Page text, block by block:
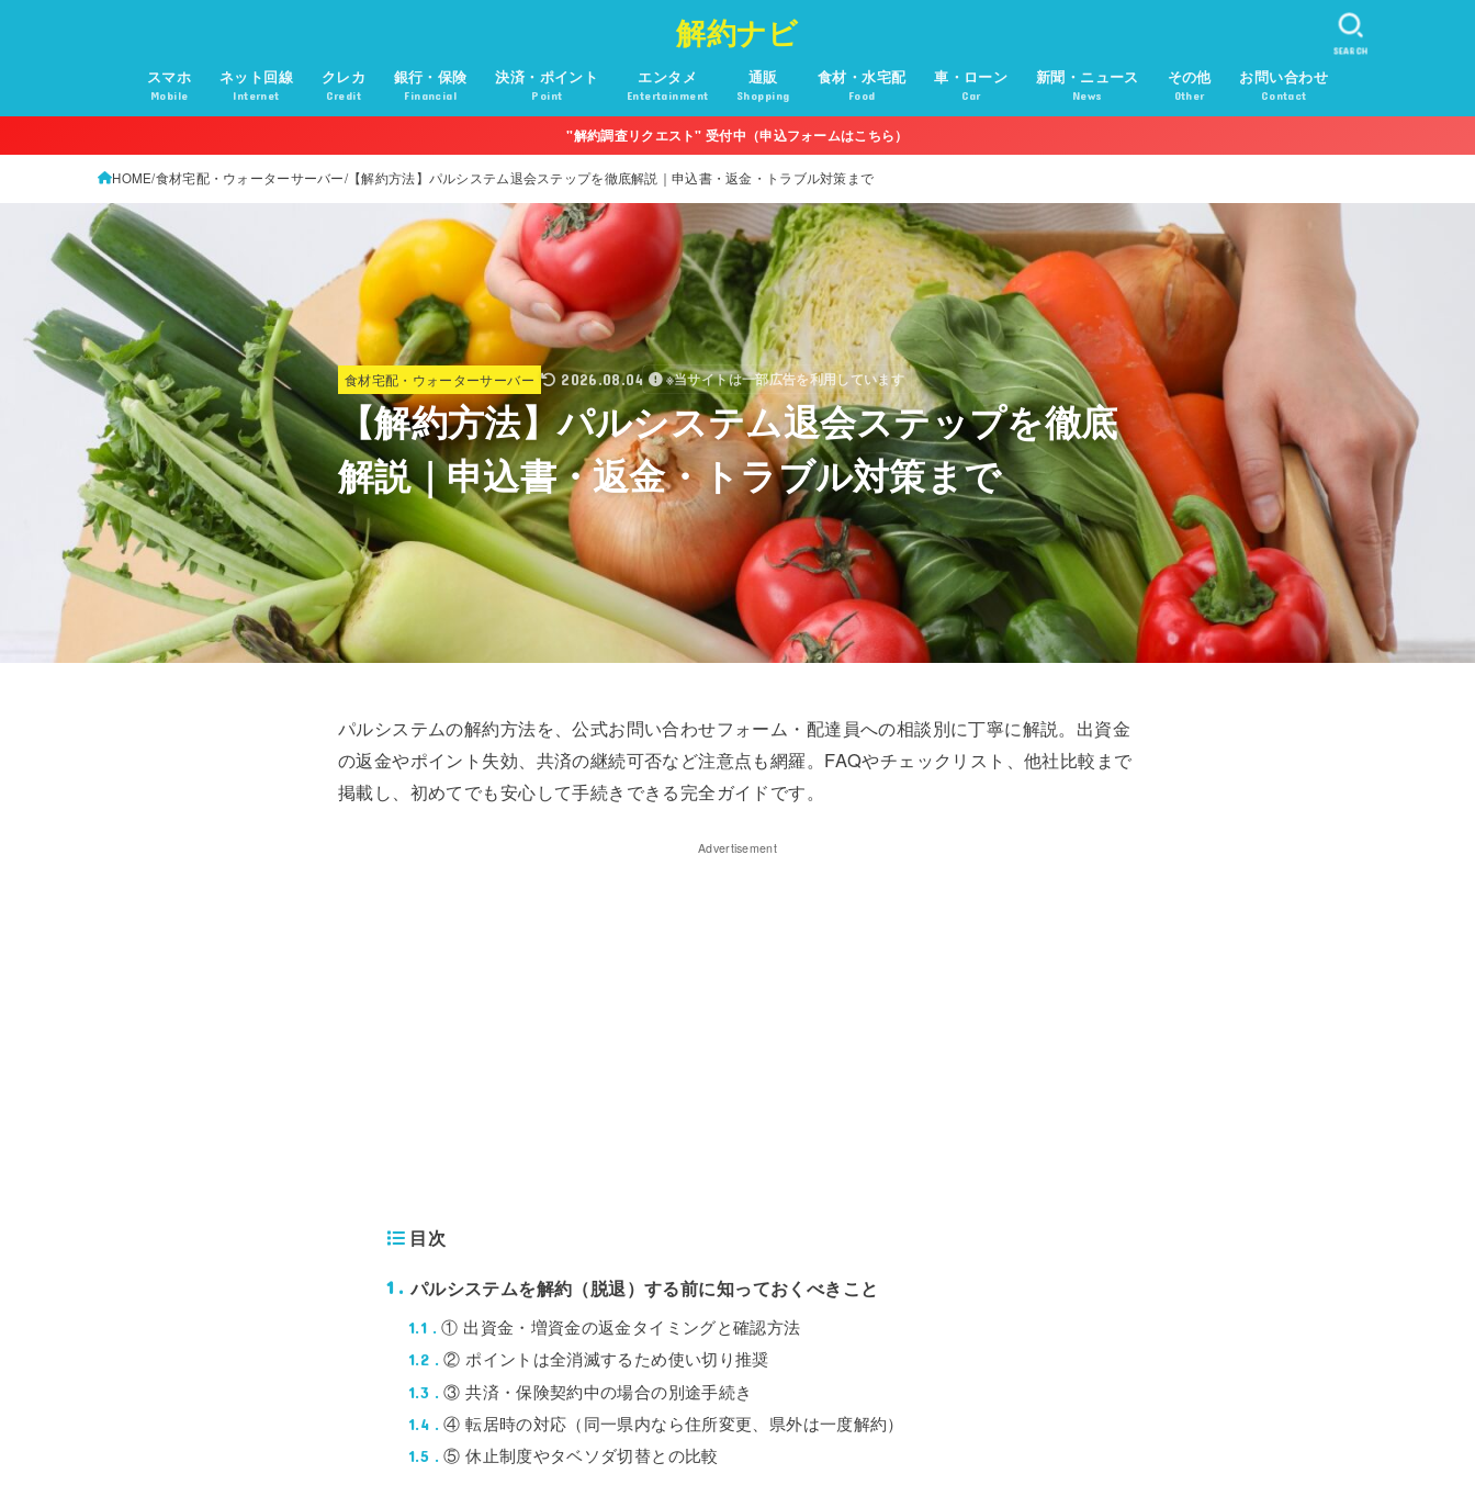
解約ナビ
スマホ
Mobile
ネット回線
Internet
クレカ
Credit
銀行・保険
Financial
決済・ポイント
Point
エンタメ
Entertainment
通販
Shopping
食材・水宅配
Food
車・ローン
Car
新聞・ニュース
News
その他
Other
お問い合わせ
Contact
SEARCH
"解約調査リクエスト" 受付中（申込フォームはこちら）
HOME 食材宅配・ウォーターサーバー 【解約方法】パルシステム退会ステップを徹底解説｜申込書・返金・トラブル対策まで
食材宅配・ウォーターサーバー 2026.08.04 ※当サイトは一部広告を利用しています
【解約方法】パルシステム退会ステップを徹底
解説｜申込書・返金・トラブル対策まで
パルシステムの解約方法を、公式お問い合わせフォーム・配達員への相談別に丁寧に解説。出資金
の返金やポイント失効、共済の継続可否など注意点も網羅。FAQやチェックリスト、他社比較まで
掲載し、初めてでも安心して手続きできる完全ガイドです。
Advertisement
目次
1 パルシステムを解約（脱退）する前に知っておくべきこと
1.1 ① 出資金・増資金の返金タイミングと確認方法
1.2 ② ポイントは全消滅するため使い切り推奨
1.3 ③ 共済・保険契約中の場合の別途手続き
1.4 ④ 転居時の対応（同一県内なら住所変更、県外は一度解約）
1.5 ⑤ 休止制度やタベソダ切替との比較